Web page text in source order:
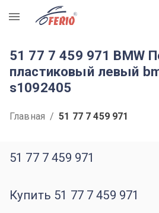
R
51 77 7 459 971 BMW
пластиковый левый
s1092405
Главная / 51 77 7 459 971
51 77 7 459 971
Купить 51 77 7 459 971